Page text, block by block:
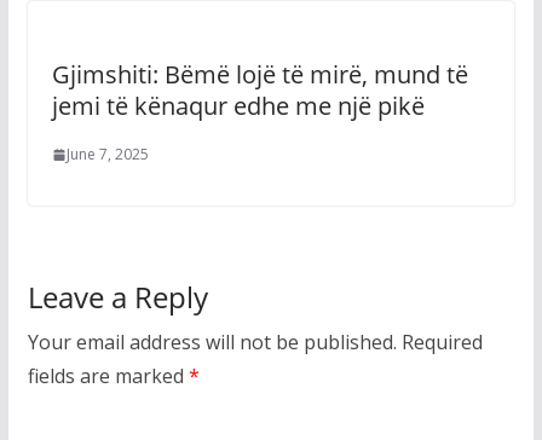
Gjimshiti: Bëmë lojë të mirë, mund të
jemi të kënaqur edhe me një pikë
June 7, 2025
Leave a Reply
Your email address will not be published. Required
fields are marked *